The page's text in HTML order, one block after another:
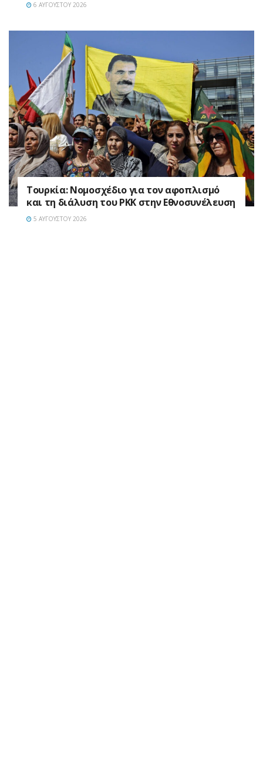
6 ΑΥΓΟΎΣΤΟΥ 2026
Τουρκία: Νομοσχέδιο για τον αφοπλισμό
και τη διάλυση του PKK στην Εθνοσυνέλευση
5 ΑΥΓΟΎΣΤΟΥ 2026